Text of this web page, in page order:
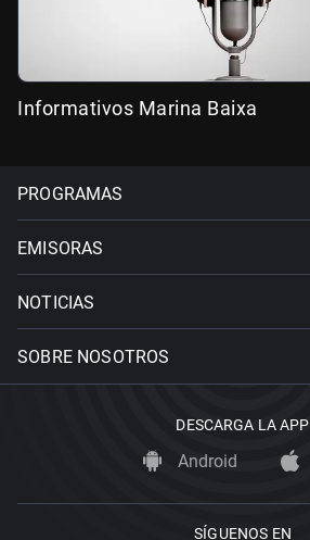
Informativos Marina Baixa
PROGRAMAS
EMISORAS
NOTICIAS
SOBRE NOSOTROS
DESCARGA LA APP
Android
SÍGUENOS EN